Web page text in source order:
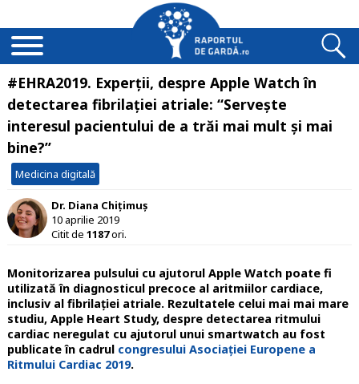
#EHRA2019. Experții, despre Apple Watch în
detectarea fibrilației atriale: “Servește
interesul pacientului de a trăi mai mult și mai
bine?”
Medicina digitală
Dr. Diana Chițimuș
10 aprilie 2019
Citit de 1187ori.
Monitorizarea pulsului cu ajutorul Apple Watch poate fi
utilizată în diagnosticul precoce al aritmiilor cardiace,
inclusiv al fibrilației atriale. Rezultatele celui mai mai mare
studiu, Apple Heart Study, despre detectarea ritmului
cardiac neregulat cu ajutorul unui smartwatch au fost
publicate în cadrul congresului Asociației Europene a
Ritmului Cardiac 2019.